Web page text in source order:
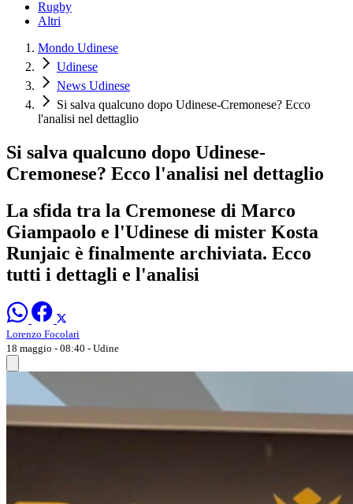
Rugby
Altri
Mondo Udinese
Udinese
News Udinese
Si salva qualcuno dopo Udinese-Cremonese? Ecco
l'analisi nel dettaglio
Si salva qualcuno dopo Udinese-
Cremonese? Ecco l'analisi nel dettaglio
La sfida tra la Cremonese di Marco
Giampaolo e l'Udinese di mister Kosta
Runjaic è finalmente archiviata. Ecco
tutti i dettagli e l'analisi
Lorenzo Focolari
18 maggio - 08:40 - Udine